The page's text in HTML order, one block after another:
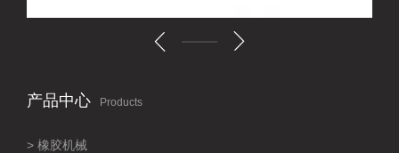
产品中心 Products
橡胶机械